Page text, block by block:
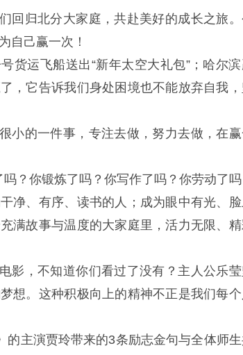
回归北分大家庭，共赴美好的成长之旅。
自己赢一次！
货运飞船送出“新年太空大礼包”；哈尔
，它告诉我们身处困境也不能放弃自我
小的一件事，专注去做，努力去做，在
？你锻炼了吗？你写作了吗？你劳动了吗
净、有序、读书的人；成为眼中有光、
满故事与温度的大家庭里，活力无限、
影，不知道你们看过了没有？主人公乐
想。这种积极向上的精神不正是我们每个
的主演贾玲带来的3条励志金句与全体师